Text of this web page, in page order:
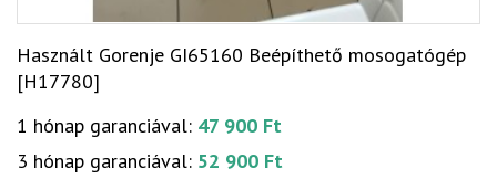
Használt Gorenje GI65160 Beépíthető mosogatógép
[H17780]
1 hónap garanciával: 47 900 Ft
3 hónap garanciával: 52 900 Ft